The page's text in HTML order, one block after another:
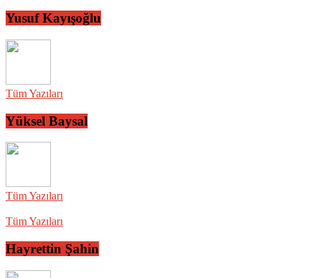
Yusuf Kayışoğlu
Tüm Yazıları
Yüksel Baysal
Tüm Yazıları
Tüm Yazıları
Hayrettin Şahin